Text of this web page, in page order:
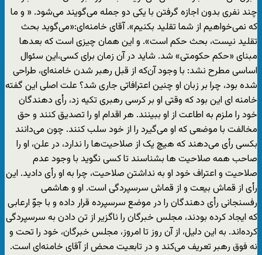
چند نفری بدون اجازه گرفتن با یکی دو جمله می‌گویند می‌شود. « و ما
که نمی‌خواهیم از شما تقلید بکنیم». آقای خامنه‌ای:«می‌گوید بحث
تقلید نیست، بحث حکم است». و این همان چیزی است که بعدها
مبنای «حکم حکومتی» شد. شاید در آن زمان برای کسی،این سئوال
اساسی مطرح نشد: با وجود آن‌که از قبل رهبر شدن خامنه‌ای، طراحی
شده بود، چرا بر زبان او چنین اعترافاتی جاری ‌شد؟ علت اصلی این گفته
خامنه ای این بود که وقتی او بر کرسی رهبری تکیه زد، رأی دهندگان
خود را ملزم به اطاعت از او ببینند. هر اقدام او را تصدیق کنند و حق
مخالفت با موضعی که او می‌گیرد را از خود سلب کنند. چون می‌دانند
بکسی رأی می‌دهند که هیچ‌ یک از صلاحیت‌ها را ندارد، در علن، او را
صاحب همه صلاحیت ها بشناسند تا کسی نگوید با وجود عدم
صلاحیت و اعتراف خود او به نداشتن صلاحیت، چرا به او رأی دادید. این
رأی از قماش بیعت و از قماش سرسپردگی است. او و هاشمی
رفسنجانی رأی دهندگان را در موضع سرسپرده قرار داده و با جوّ ارعابی
که ایجاد کرده‌ بودند، مجلس خبرگان را ناگزیر از تن دادن به سرسپردگی
کرده‌اند. به این دلیل، از آن روز تا امروز، مجلس خبرگان، خود را تحت و
نه فوق رهبر تعریف می‌کند و در تابعیت محض از آقای خامنه‌ای است.